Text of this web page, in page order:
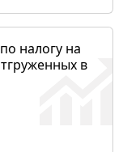
налогу на
в